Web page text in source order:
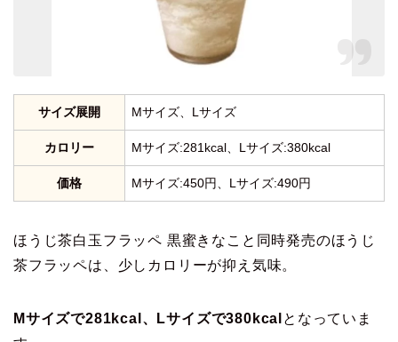
サイズ展開 Mサイズ、Lサイズ
カロリー Mサイズ:281kcal、Lサイズ:380kcal
価格 Mサイズ:450円、Lサイズ:490円
ほうじ茶白玉フラッペ 黒蜜きなこと同時発売のほうじ
茶フラッペは、少しカロリーが抑え気味。
Mサイズで281kcal、Lサイズで380kcal となっていま